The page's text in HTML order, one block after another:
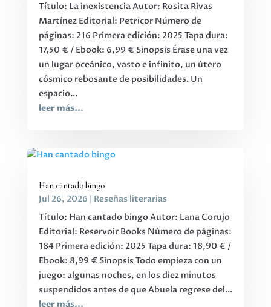
Título: La inexistencia Autor: Rosita Rivas
Martínez Editorial: Petricor Número de
páginas: 216 Primera edición: 2025 Tapa dura:
17,50 € / Ebook: 6,99 € Sinopsis Érase una vez
un lugar oceánico, vasto e infinito, un útero
cósmico rebosante de posibilidades. Un
espacio...
leer más...
Han cantado bingo
Jul 26, 2026
Reseñas literarias
Título: Han cantado bingo Autor: Lana Corujo
Editorial: Reservoir Books Número de páginas:
184 Primera edición: 2025 Tapa dura: 18,90 € /
Ebook: 8,99 € Sinopsis Todo empieza con un
juego: algunas noches, en los diez minutos
suspendidos antes de que Abuela regrese del...
leer más...